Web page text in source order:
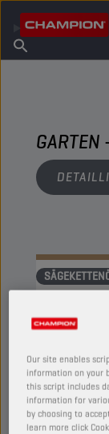
Über Champion
Händler finden
GARTEN
Our site enables
information on your
this script includes
information for
by choosing to
learn more click